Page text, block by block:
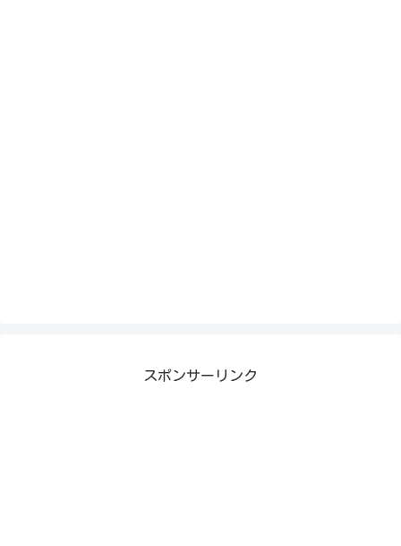
スポンサーリンク